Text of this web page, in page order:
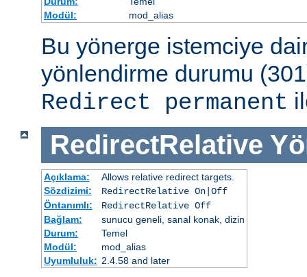
Modül:
mod_alias
Bu yönerge istemciye
yönlendirme durumu
Redirect permanent
RedirectRelative
Açıklama:
Allows relative redirect targets.
Sözdizimi:
RedirectRelative On|Off
Öntanımlı:
RedirectRelative Off
Bağlam:
sunucu geneli, sanal konak, dizin
Durum:
Temel
Modül:
mod_alias
Uyumluluk: 2.4.58 and later